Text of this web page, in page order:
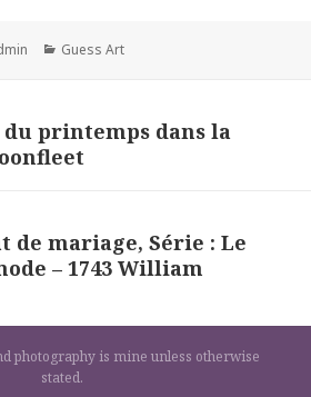
Categories
Guess Art
du printemps dans la
de mariage, Série : Le
– 1743 William
photography is mine unless otherwise
stated.